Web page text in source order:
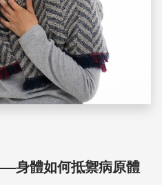
身體如何抵禦病原體